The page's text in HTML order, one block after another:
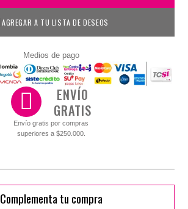
AGREGAR A TU LISTA DE DESEOS
Medios de pago
ENVÍO
GRATIS
Envío gratis por compras
superiores a $250.000.
Complementa tu compra